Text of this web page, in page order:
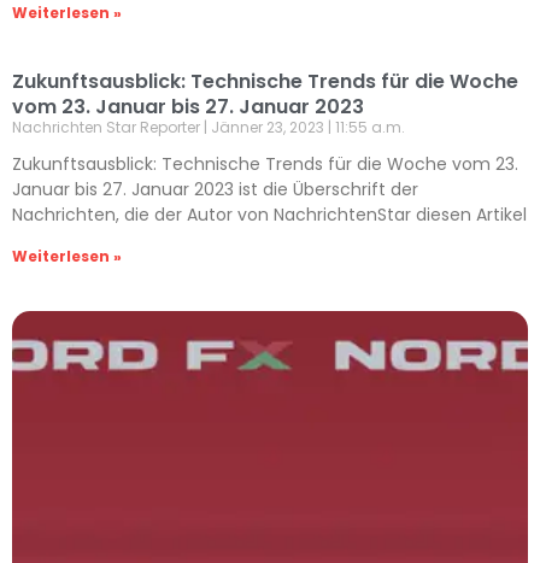
Weiterlesen »
Zukunftsausblick: Technische Trends für die Woche
vom 23. Januar bis 27. Januar 2023
Nachrichten Star Reporter Jänner 23, 2023 11:55 a.m.
Zukunftsausblick: Technische Trends für die Woche vom 23.
Januar bis 27. Januar 2023 ist die Überschrift der
Nachrichten, die der Autor von NachrichtenStar diesen Artikel
Weiterlesen »